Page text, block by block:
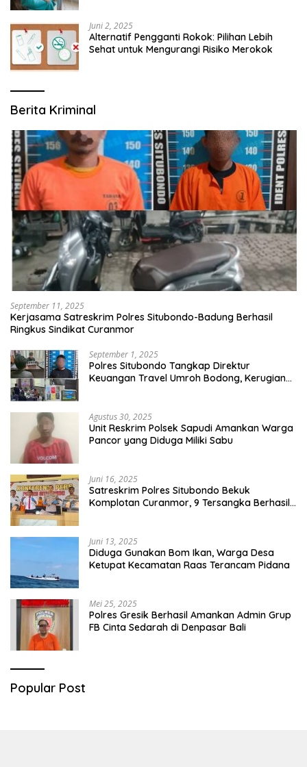
Juni 2, 2025
Alternatif Pengganti Rokok: Pilihan Lebih
Sehat untuk Mengurangi Risiko Merokok
Berita Kriminal
September 11, 2025
Kerjasama Satreskrim Polres Situbondo-Badung Berhasil
Ringkus Sindikat Curanmor
September 1, 2025
Polres Situbondo Tangkap Direktur
Keuangan Travel Umroh Bodong, Kerugian
Agustus 30, 2025
Unit Reskrim Polsek Sapudi Amankan Warga
Pancor yang Diduga Miliki Sabu
Juni 16, 2025
Satreskrim Polres Situbondo Bekuk
Komplotan Curanmor, 9 Tersangka Berhasil
Juni 13, 2025
Diduga Gunakan Bom Ikan, Warga Desa
Ketupat Kecamatan Raas Terancam Pidana
Mei 25, 2025
Polres Gresik Berhasil Amankan Admin Grup
FB Cinta Sedarah di Denpasar Bali
Popular Post